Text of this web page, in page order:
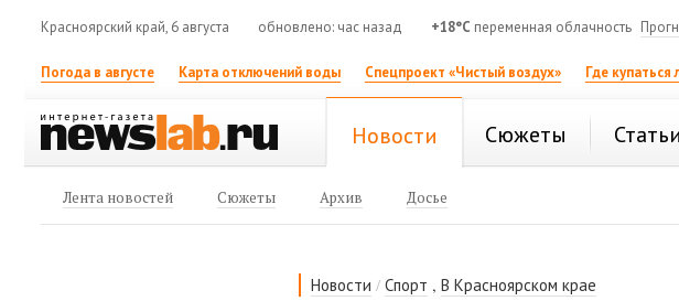
Красноярский край, 6 августа обновлено: час назад +18°C переменная облачность
Погода в августе Карта отключений воды Спецпроект «Чистый воздух» Где купаться
Новости Сюжеты Статьи
Лента новостей Сюжеты Архив Досье
Новости /Спорт ,В Красноярском крае